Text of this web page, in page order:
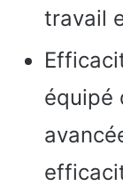
travail
équipé